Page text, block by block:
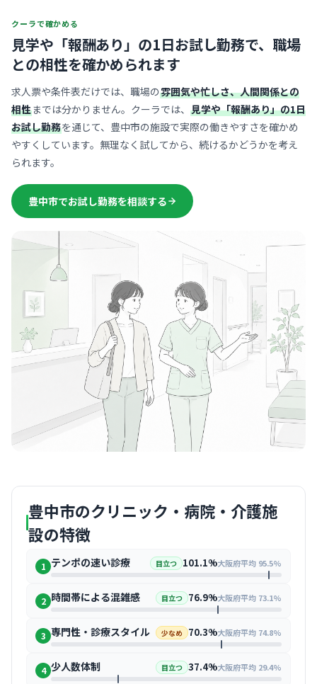
クーラで確かめる
見学や「報酬あり」の1日お試し勤務で、 職場
との相性を確かめられます
求人票や条件表だけでは、職場の雰囲気や忙しさ、人間関係との
相性までは分かりません。クーラでは、 見学や「報酬あり」の1日
お試し勤務を通じて、豊中市の施設で実際の働きやすさを確かめ
やすくしています。無理なく試してから、続けるかどうかを考え
られます。
豊中市でお試し勤務を相談する
豊中市のクリニック・病院・介護施
設の特徴
1 テンポの速い診療 目立つ 101.1%大阪府平均 95.5%
2 時間帯による混雑感 目立つ 76.9%大阪府平均 73.1%
3 専門性・診療スタイル 少なめ 70.3%大阪府平均 74.8%
4 少人数体制 目立つ 37.4%大阪府平均 29.4%